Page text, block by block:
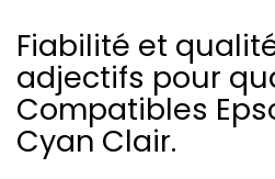
Fiabilité et
adjectifs pour
Compatibles
Cyan Clair.